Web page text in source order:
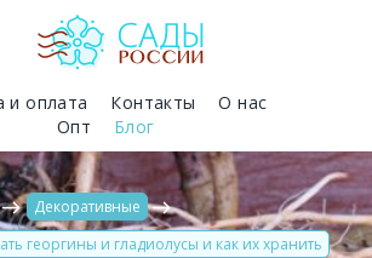
и оплата Контакты
О нас
Опт
Блог
Декоративные
георгины и гладиолусы и как их хранить